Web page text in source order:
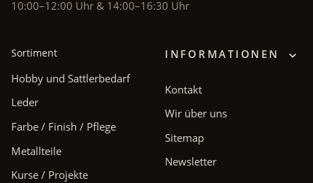
10:00–12:00 Uhr & 14:00–16:30 Uhr
Sortiment
Hobby und Sattlerbedarf
Leder
Farbe / Finish / Pflege
Metallteile
Kurse / Projekte
INFORMATIONEN
Kontakt
Wir über uns
Sitemap
Newsletter